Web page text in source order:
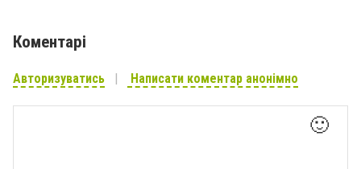
Коментарі
Авторизуватись Написати коментар анонімно
🙂